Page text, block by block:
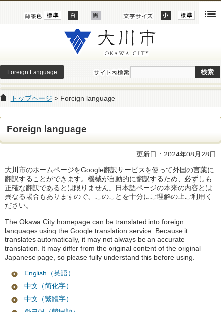
Foreign Language
トップページ > Foreign language
Foreign language
更新日：2024年08月28日
大川市のホームページをGoogle翻訳サービスを使って外国の言葉に
翻訳することができます。機械が自動的に翻訳するため、必ずしも
正確な翻訳であるとは限りません。日本語ページの本来の内容とは
異なる場合もありますので、このことを十分にご理解の上ご利用く
ださい。
The Okawa City homepage can be translated into foreign
languages ​​using the Google translation service. Because it
translates automatically, it may not always be an accurate
translation. It may differ from the original content of the original
Japanese page, so please fully understand this before using.
English（英語）
中文（简化字）
中文（繁體字）